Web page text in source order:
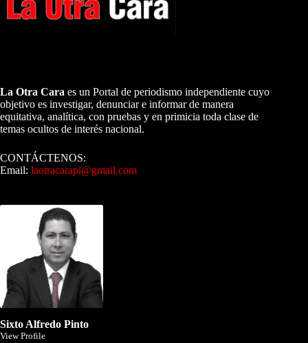
La Otra Cara es un Portal de periodismo independiente cuyo
objetivo es investigar, denunciar e informar de manera
equitativa, analítica, con pruebas y en primicia toda clase de
temas ocultos de interés nacional.
CONTÁCTENOS:
Email: laotracarapi@gmail.com
Sixto Alfredo Pinto
View Profile